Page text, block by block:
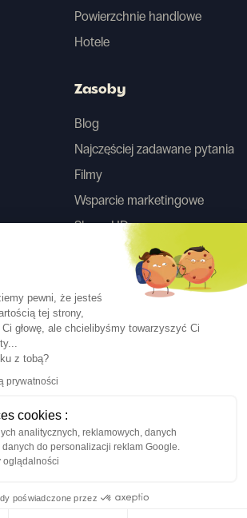
Powierzchnie handlowe
Hotele
Zasoby
Blog
Najczęściej zadawane pytania
Filmy
Wsparcie marketingowe
Skany HD
prywatności
pewni, że jesteś
tej strony,
głowę, ale chcielibyśmy towarzyszyć Ci
z tobą?
prywatności
cookies :
analitycznych, reklamowych, danych
do personalizacji reklam Google.
oglądalności
poświadczone przez